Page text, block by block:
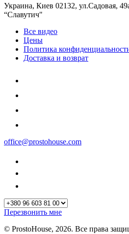
Украина, Киев 02132, ул.Садовая,
“Славутич"
Все видео
Цены
Политика
Доставка и возврат
office@prostohouse.com
Перезвонить мне
© ProstoHouse, 2026. Все права